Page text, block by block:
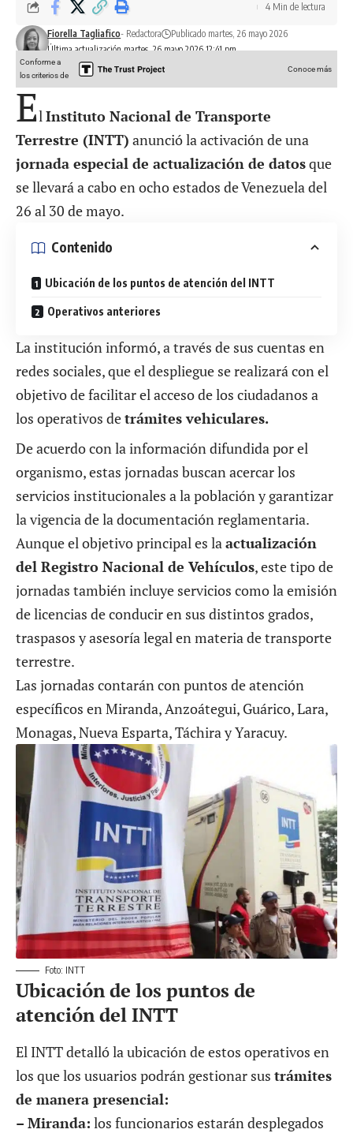
Última actualización martes, 26 mayo 2026 12:41 pm
Fiorella Tagliafico- Redactora Publicado martes, 26 mayo 2026
4 Min de lectura
Conforme a
los criterios de
Conoce más
El Instituto Nacional de Transporte
Terrestre (INTT) anunció la activación de una
jornada especial de actualización de datosque
se llevará a cabo en ocho estados de Venezuela del
26 al 30 de mayo.
Contenido
Ubicación de los puntos de atención del INTT
Operativos anteriores
La institución informó, a través de sus cuentas en
redes sociales, que el despliegue se realizará con el
objetivo de facilitar el acceso de los ciudadanos a
los operativos detrámites vehiculares.
De acuerdo con la información difundida por el
organismo, estas jornadas buscan acercar los
servicios institucionales a la población y garantizar
la vigencia de la documentación reglamentaria.
Aunque el objetivo principal es la actualización
del Registro Nacional de Vehículos, este tipo de
jornadas también incluye servicios como la emisión
de licencias de conducir en sus distintos grados,
traspasos y asesoría legal en materia de transporte
terrestre.
Las jornadas contarán con puntos de atención
específicos en Miranda, Anzoátegui, Guárico, Lara,
Monagas, Nueva Esparta, Táchira y Yaracuy.
Foto: INTT
Ubicación de los puntos de
atención del INTT
El INTT detalló la ubicación de estos operativos en
los que los usuarios podrán gestionar sus trámites
de manera presencial:
– Miranda: los funcionarios estarán desplegados